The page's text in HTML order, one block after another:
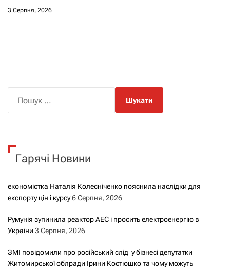
3 Серпня, 2026
к
Гарячі Новини
економістка Наталія Колесніченко пояснила наслідки для
експорту цін і курсу6 Серпня, 2026
Румунія зупинила реактор АЕС і просить електроенергію в
України 3 Серпня, 2026
ЗМІ повідомили про російський слід у бізнесі депутатки
Житомирської облради Ірини Костюшко та чому можуть